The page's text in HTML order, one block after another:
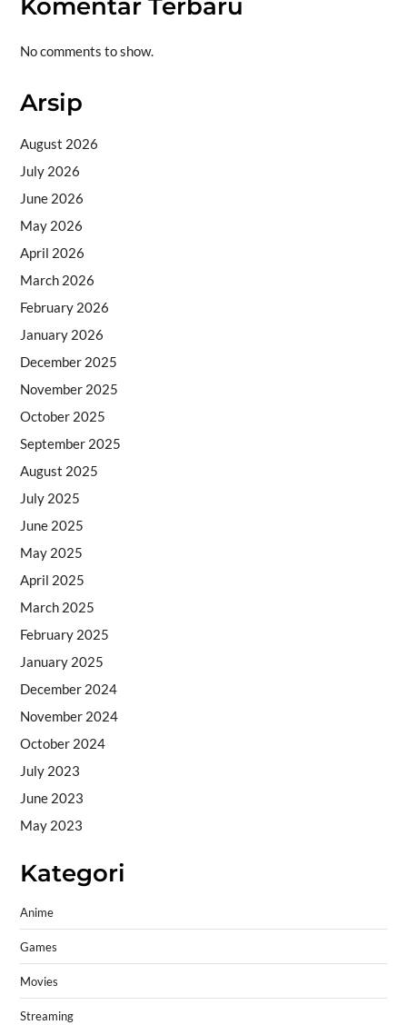
Komentar Terbaru
No comments to show.
Arsip
August 2026
July 2026
June 2026
May 2026
April 2026
March 2026
February 2026
January 2026
December 2025
November 2025
October 2025
September 2025
August 2025
July 2025
June 2025
May 2025
April 2025
March 2025
February 2025
January 2025
December 2024
November 2024
October 2024
July 2023
June 2023
May 2023
Kategori
Anime
Games
Movies
Streaming